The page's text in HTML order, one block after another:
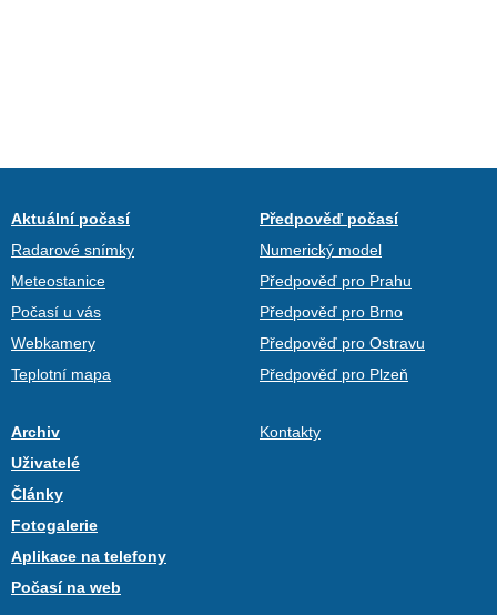
Aktuální počasí
Radarové snímky
Meteostanice
Počasí u vás
Webkamery
Teplotní mapa
Předpověď počasí
Numerický model
Předpověď pro Prahu
Předpověď pro Brno
Předpověď pro Ostravu
Předpověď pro Plzeň
Archiv
Uživatelé
Články
Fotogalerie
Aplikace na telefony
Počasí na web
Kontakty